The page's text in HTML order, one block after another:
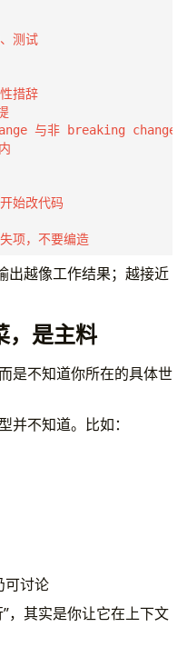
上场
差成本
项，不要编造
出越像工作结果；越接近
，是主料
是不知道你所在的具体世
并不知道。比如：
可讨论
，其实是你让它在上下文